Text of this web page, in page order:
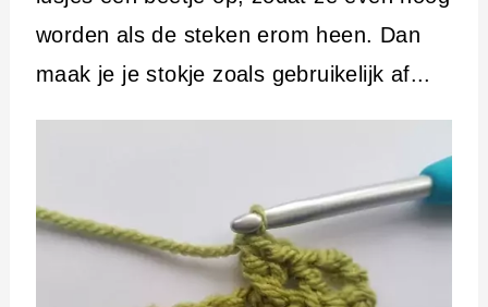
worden als de steken erom heen. Dan
maak je je stokje zoals gebruikelijk af...